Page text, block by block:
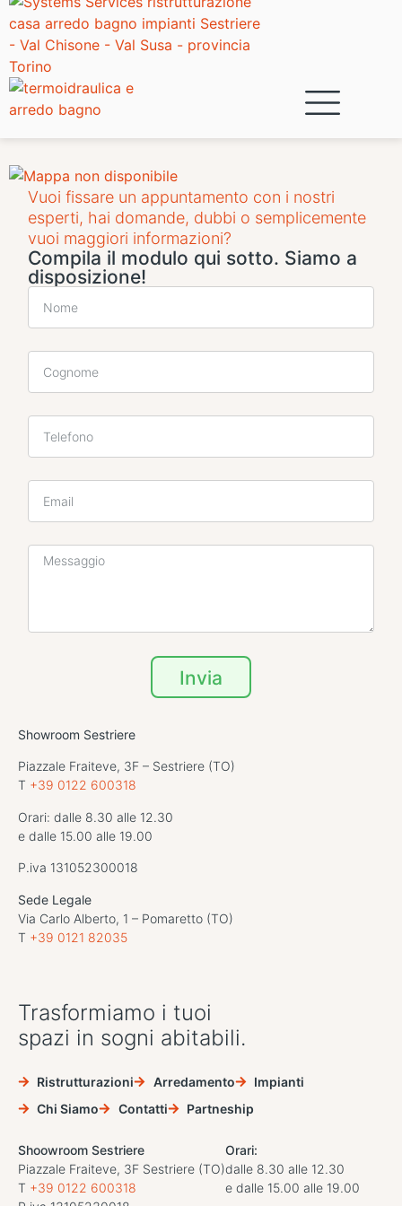
Vuoi fissare un appuntamento con i nostri
esperti, hai domande, dubbi o semplicemente
vuoi maggiori informazioni?
Compila il modulo qui sotto. Siamo a
disposizione!
Invia
Showroom Sestriere
Piazzale Fraiteve, 3F – Sestriere (TO)
T +39 0122 600318
Orari: dalle 8.30 alle 12.30
e dalle 15.00 alle 19.00
P.iva 131052300018
Sede Legale
Via Carlo Alberto, 1 – Pomaretto (TO)
T +39 0121 82035
Trasformiamo i tuoi
spazi in sogni abitabili.
Ristrutturazioni Arredamento
Impianti
Chi Siamo
Contatti Partneship
Shoowroom Sestriere
Piazzale Fraiteve, 3F Sestriere (TO)
T +39 0122 600318
Orari:
dalle 8.30 alle 12.30
e dalle 15.00 alle 19.00